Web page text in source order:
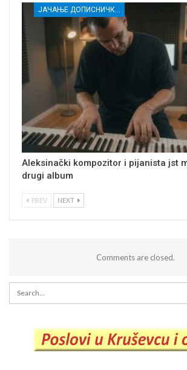
ЈАЧАЊЕ ДОПИСНИЧКЕ МРЕЖЕ НЕЗАВИСНИХ МЕДИЈА У РАСИНСКОМ ОКРУГУ
Aleksinački kompozitor i pijanista jst
drugi album
PREV NEXT
Comments are closed.